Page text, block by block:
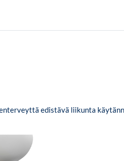
edistävä liikunta